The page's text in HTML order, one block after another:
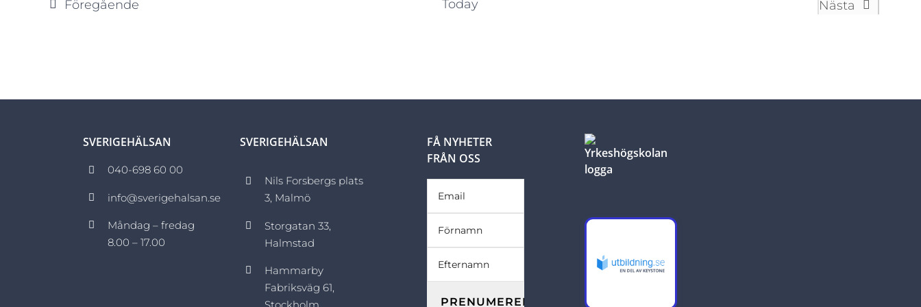
FöregåendeEvents Today
Nästa
SVERIGEHÄLSAN
040-698 60 00
info@sverigehalsan.se
Måndag – fredag
8.00 – 17.00
SVERIGEHÄLSAN
Nils Forsbergs plats
3, Malmö
Storgatan 33,
Halmstad
Hammarby
Fabriksväg 61,
FÅ NYHETER
FRÅN OSS